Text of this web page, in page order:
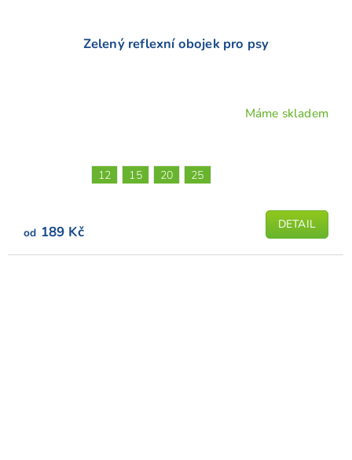
Zelený reflexní obojek pro psy
Máme skladem
od 189 Kč DETAIL
12 15 20 25